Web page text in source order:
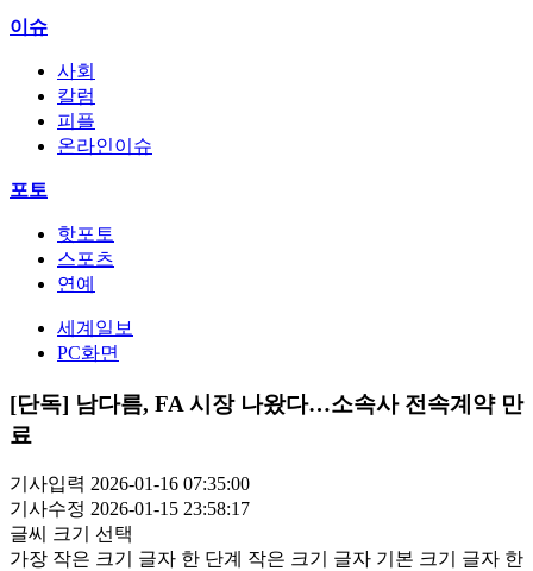
이슈
사회
칼럼
피플
온라인이슈
포토
핫포토
스포츠
연예
세계일보
PC화면
[단독] 남다름, FA 시장 나왔다…소속사 전속계약 만
료
기사입력 2026-01-16 07:35:00
기사수정 2026-01-15 23:58:17
글씨 크기 선택
가장 작은 크기 글자 한 단계 작은 크기 글자 기본 크기 글자 한